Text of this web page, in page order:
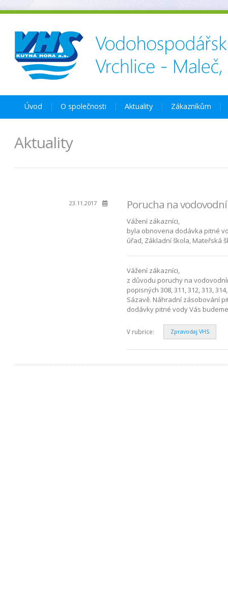
Úvod O společnosti Aktuality Zákazníkům
Aktuality
23.11.2017 Porucha na
Vážení zákazníci,
byla obnovena dodávka pitné
úřad, Základní škola, Mateřská
Vážení zákazníci,
z důvodu poruchy na
popisných 308, 311, 312, 313,
Sázavě. Náhradní zásobování
dodávky pitné vody Vás
V rubrice: Zpravodaj VHS